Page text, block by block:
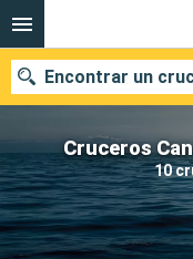
Cruceros
10
Encontrar un
Nuestros destinos
Fecha de salida